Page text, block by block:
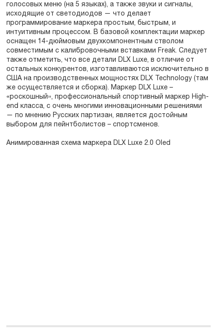
голосовых меню (на 5 языках), а также звуки и сигналы,
исходящие от светодиодов — что делает
программирование маркера простым, быстрым, и
интуитивным процессом. В базовой комплектации маркер
оснащен 14-дюймовым двухкомпонентным стволом
совместимым с калибровочными вставками Freak. Следует
также отметить, что все детали DLX Luxe, в отличие от
остальных конкурентов, изготавливаются исключительно в
США на производственных мощностях DLX Technology (там
же осуществляется и сборка). Маркер DLX Luxe –
«роскошный», профессиональный спортивный маркер High-
end класса, с очень многими инновационными решениями
— по мнению Русских партизан, является достойным
выбором для пейнтболистов – спортсменов.
Анимированная схема маркера DLX Luxe 2.0 Oled